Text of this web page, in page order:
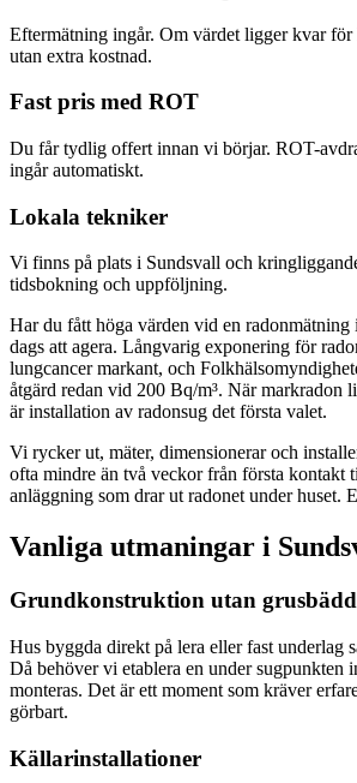
Eftermätning ingår. Om värdet ligger kvar för
utan extra kostnad.
Fast pris med ROT
Du får tydlig offert innan vi börjar. ROT-
ingår automatiskt.
Lokala tekniker
Vi finns på plats i Sundsvall och
tidsbokning och uppföljning.
Har du fått höga värden vid en radonmätning
dags att agera. Långvarig exponering för
lungcancer markant, och
åtgärd redan vid 200 Bq/m³. När markradon
är installation av radonsug det första valet.
Vi rycker ut, mäter, dimensionerar och
ofta mindre än två veckor från första kontakt
anläggning som drar ut radonet under huset.
Vanliga utmaningar i
Grundkonstruktion utan grusbädd
Hus byggda direkt på lera eller fast underlag
Då behöver vi etablera en under sugpunkten
monteras. Det är ett moment som kräver
görbart.
Källarinstallationer